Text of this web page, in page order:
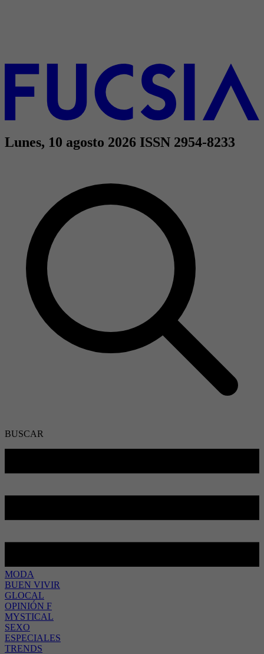
Lunes, 10 agosto 2026 ISSN 2954-8233
BUSCAR
MODA
BUEN VIVIR
GLOCAL
OPINIÓN F
MYSTICAL
SEXO
ESPECIALES
TRENDS